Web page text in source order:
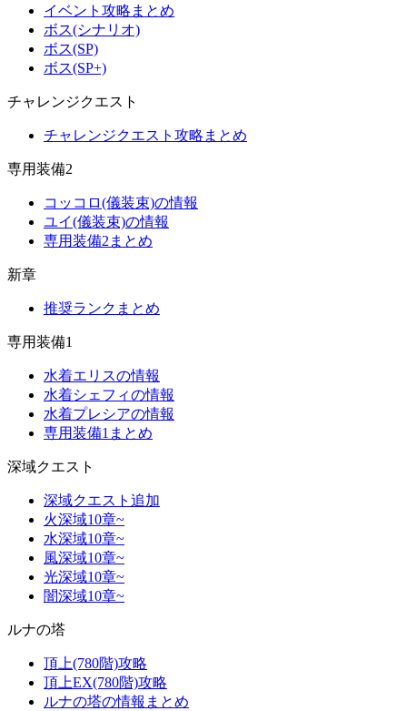
イベント攻略まとめ
ボス(シナリオ)
ボス(SP)
ボス(SP+)
チャレンジクエスト
チャレンジクエスト攻略まとめ
専用装備2
コッコロ(儀装束)の情報
ユイ(儀装束)の情報
専用装備2まとめ
新章
推奨ランクまとめ
専用装備1
水着エリスの情報
水着シェフィの情報
水着プレシアの情報
専用装備1まとめ
深域クエスト
深域クエスト追加
火深域10章~
水深域10章~
風深域10章~
光深域10章~
闇深域10章~
ルナの塔
頂上(780階)攻略
頂上EX(780階)攻略
ルナの塔の情報まとめ